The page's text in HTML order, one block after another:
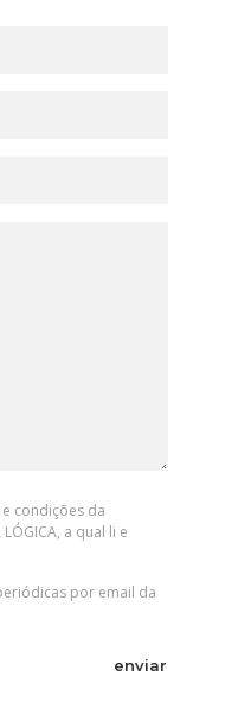
condições da
LÓGICA, a qual li e
por email da
enviar